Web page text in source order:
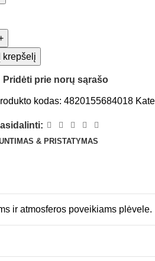
Į krepšelį
Pridėti prie norų sąrašo
kodas: 4820155684018
& PRISTATYMAS
ir atmosferos poveikiams plėvele.